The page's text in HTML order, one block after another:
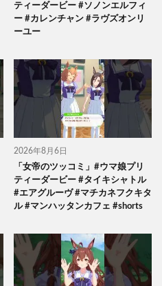
ティーダービー #ソノンエルフィ
ー #カレンチャン #ラヴズオンリ
ーユー
2026年8月6日
「女帝のツッコミ」#ウマ娘プリ
ティーダービー #タイキシャトル
#エアグルーヴ #マチカネフクキタ
ル #マンハッタンカフェ #shorts